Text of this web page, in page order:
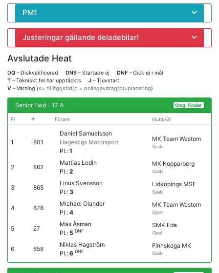
PM1
Justeringar gällande deladebilar!
Avslutade Heat
DQ – Diskvalificerad DNS – Startade ej DNF – Gick ej i mål
T – Tekniskt fel har upptäckts J – Tjuvstart
V – Varning (s= tilläggstid/p = poängavdrag/pl=placering)
Senior Fwd - 17 A Omg: Finaler
Pl # Förare Klubb/Bil
1 801
Daniel Samuelsson
Hagestigs Motorsport
Pl.: 1
MK Team Westom
Saab
2 862
Mattias Ledin
Pl.: 2
MK Kopparberg
Saab
3 865
Linus Svensson
Pl.: 3
Lidköpings MSF
Saab
4 878
Michael Olander
Pl.: 4
MK Team Westom
Opel
5 27
Max Åsman
Pl.: 5 DNF
SMK Eda
Opel
6 858
Niklas Hagström
Pl.: 6 DNF
Finnskoga MK
Saab